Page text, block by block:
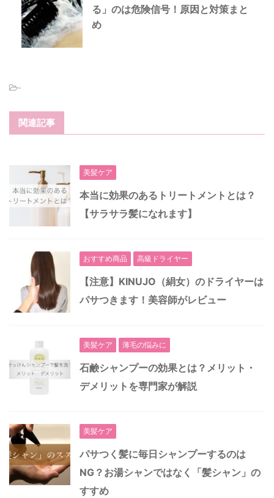
る」のは危険信号！原因と対策まと
め
-
関連記事
美髪ケア
本当に効果のあるトリートメントとは？
【サラサラ髪になれます】
おすすめ商品 高級ドライヤー
【注意】KINUJO（絹女）のドライヤーは
パサつきます！美容師がレビュー
美髪ケア 薄毛の悩みに
石鹸シャンプーの効果とは？メリット・
デメリットを専門家が解説
美髪ケア
パサつく髪に毎日シャンプーするのは
NG？お湯シャンではなく「髪シャン」の
すすめ